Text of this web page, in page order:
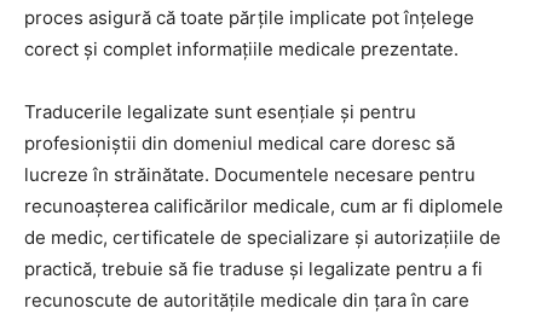
proces asigură că toate părțile implicate pot înțelege
corect și complet informațiile medicale prezentate.
Traducerile legalizate sunt esențiale și pentru
profesioniștii din domeniul medical care doresc să
lucreze în străinătate. Documentele necesare pentru
recunoașterea calificărilor medicale, cum ar fi diplomele
de medic, certificatele de specializare și autorizațiile de
practică, trebuie să fie traduse și legalizate pentru a fi
recunoscute de autoritățile medicale din țara în care